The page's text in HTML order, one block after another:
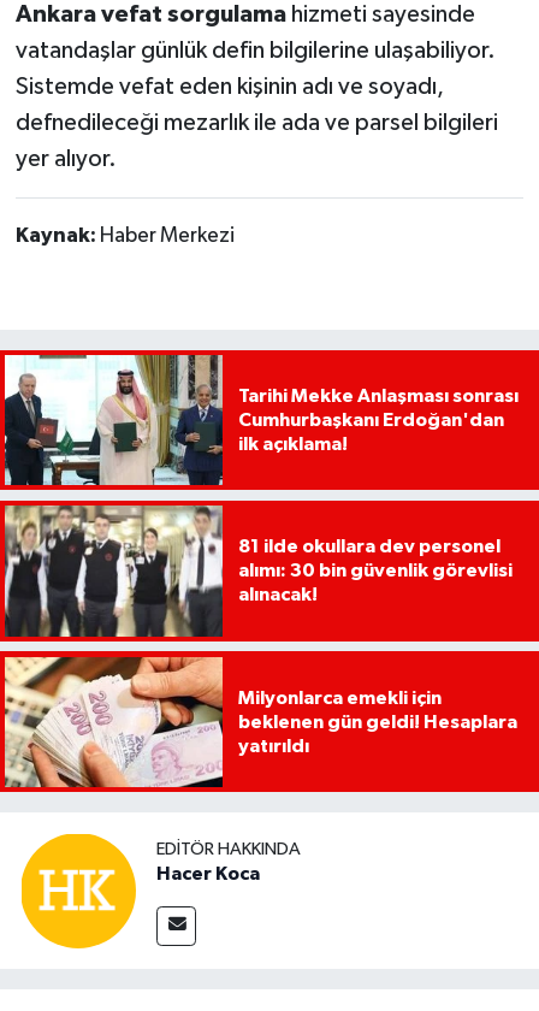
Ankara vefat sorgulamahizmeti sayesinde
vatandaşlar günlük defin bilgilerine ulaşabiliyor.
Sistemde vefat eden kişinin adı ve soyadı,
defnedileceği mezarlık ile ada ve parsel bilgileri
yer alıyor.
Kaynak: Haber Merkezi
Tarihi Mekke Anlaşması sonrası
Cumhurbaşkanı Erdoğan'dan
ilk açıklama!
81 ilde okullara dev personel
alımı: 30 bin güvenlik görevlisi
alınacak!
Milyonlarca emekli için
beklenen gün geldi! Hesaplara
yatırıldı
EDITÖR HAKKINDA
Hacer Koca